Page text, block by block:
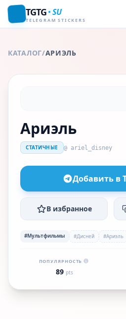
TGTG SU
TELEGRAM STICKERS
КАТАЛОГ/АРИЭЛЬ
Ариэль
СТАТИЧНЫЕ @ ariel_disney
Добавить в
В избранное
#Мультфильмы #Дисней #Ариэль
ПОПУЛЯРНОСТЬ
89 pts